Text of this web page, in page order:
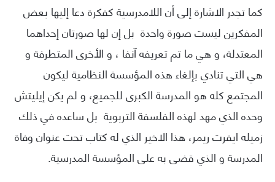
كما تجدر الاشارة إلى أن اللامدرسية كفكرة دعا إليها بعض
المفكرين ليست صورة واحدة بل إن لها صورتان إحداهما
المعتدلة، و هي ما تم تعريفه آنفا ، و الأخرى المتطرفة و
هي التي تنادي بإلغاء هذه المؤسسة النظامية ليكون
المجتمع كله هو المدرسة الكبرى للجميع، و لم يكن إيليتش
وحده الذي مهد لهذه الفلسفة التربوية بل ساعده في ذلك
زميله ايفرت ريمر، هذا الاخير الذي له كتاب تحت عنوان وفاة
المدرسة و الذي قضى به على المؤسسة المدرسية.